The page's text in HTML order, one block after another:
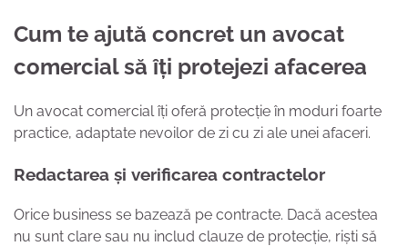
Cum te ajută concret un avocat
comercial să îți protejezi afacerea
Un avocat comercial îți oferă protecție în moduri foarte
practice, adaptate nevoilor de zi cu zi ale unei afaceri.
Redactarea și verificarea contractelor
Orice business se bazează pe contracte. Dacă acestea
nu sunt clare sau nu includ clauze de protecție, riști să